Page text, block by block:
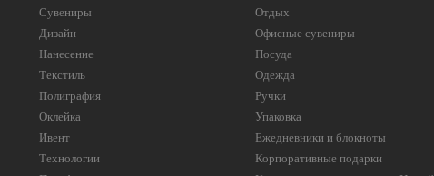
Сувениры
Дизайн
Нанесение
Текстиль
Полиграфия
Оклейка
Ивент
Технологии
Отдых
Офисные сувениры
Посуда
Одежда
Ручки
Упаковка
Ежедневники и блокноты
Корпоративные подарки